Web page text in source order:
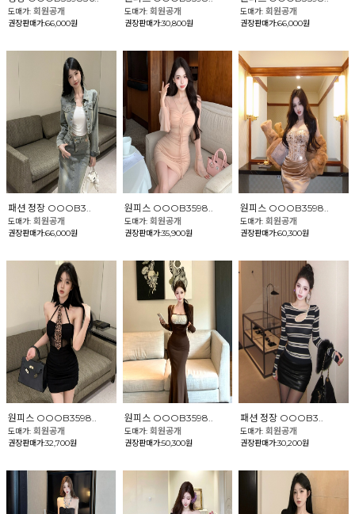
도매가: 회원공개
권장판매가:66,000원
도매가: 회원공개
권장판매가:30,800원
도매가:회원공개
권장판매가:66,000원
패션 정장 OOOB3..
도매가: 회원공개
권장판매가:66,000원
원피스 OOOB3598..
도매가: 회원공개
권장판매가:35,900원
원피스 OOOB3598..
도매가:회원공개
권장판매가:60,300원
원피스 OOOB3598..
도매가: 회원공개
권장판매가:32,700원
원피스 OOOB3598..
도매가: 회원공개
권장판매가:50,300원
패션 정장 OOOB3..
도매가:회원공개
권장판매가:30,200원